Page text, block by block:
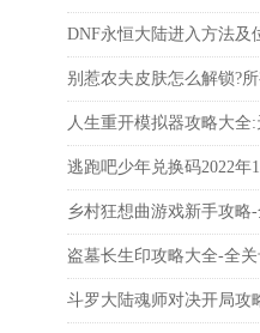
总
DNF永恒大陆进入方法及
图]
别惹农夫皮肤怎么解锁?
人生重开模拟器攻略大全
仙等内容详解
逃跑吧少年兑换码2022年
乡村狂想曲游戏新手攻略
略
盗墓长生印攻略大全-全
斗罗大陆魂师对决开局攻